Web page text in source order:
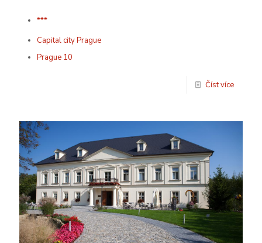
***
Capital city Prague
Prague 10
Číst více